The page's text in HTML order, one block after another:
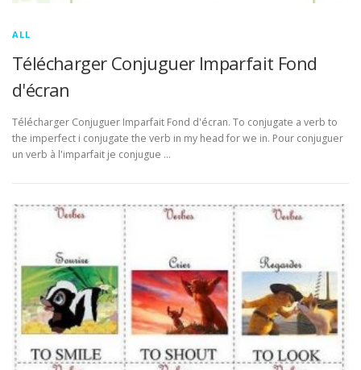
ALL
Télécharger Conjuguer Imparfait Fond
d'écran
Télécharger Conjuguer Imparfait Fond d'écran. To conjugate a verb to
the imperfect i conjugate the verb in my head for we in. Pour conjuguer
un verb à l'imparfait je conjugue …